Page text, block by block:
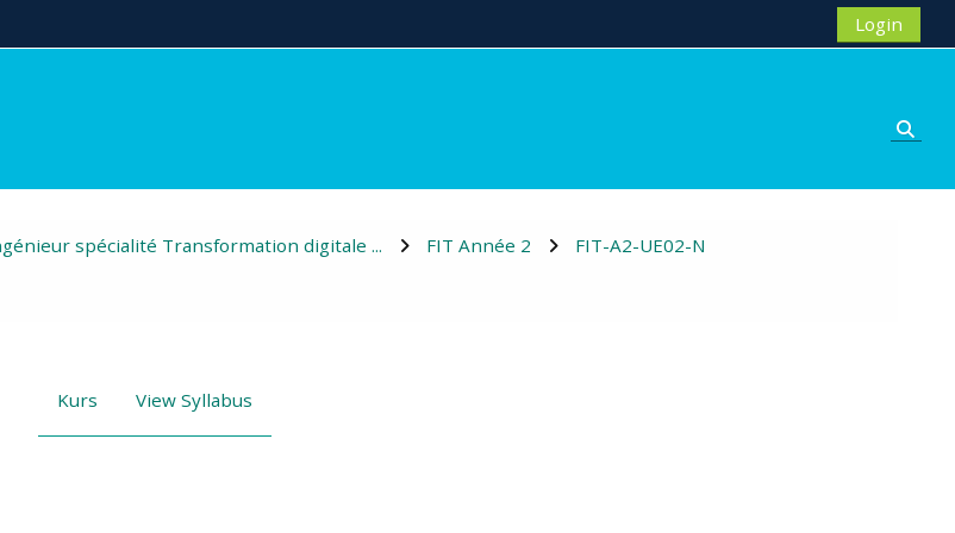
Login
spécialité Transformation digitale ... FIT Année 2 FIT-A2-UE02-N
Kurs View Syllabus